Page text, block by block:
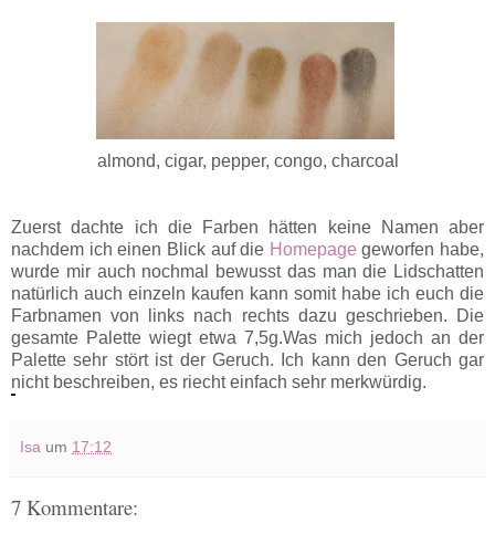
almond, cigar, pepper, congo, charcoal
Zuerst dachte ich die Farben hätten keine Namen aber
nachdem ich einen Blick auf die Homepage geworfen habe,
wurde mir auch nochmal bewusst das man die Lidschatten
natürlich auch einzeln kaufen kann somit habe ich euch die
Farbnamen von links nach rechts dazu geschrieben. Die
gesamte Palette wiegt etwa 7,5g.Was mich jedoch an der
Palette sehr stört ist der Geruch. Ich kann den Geruch gar
nicht beschreiben, es riecht einfach sehr merkwürdig.
Isa um 17:12
7 Kommentare: